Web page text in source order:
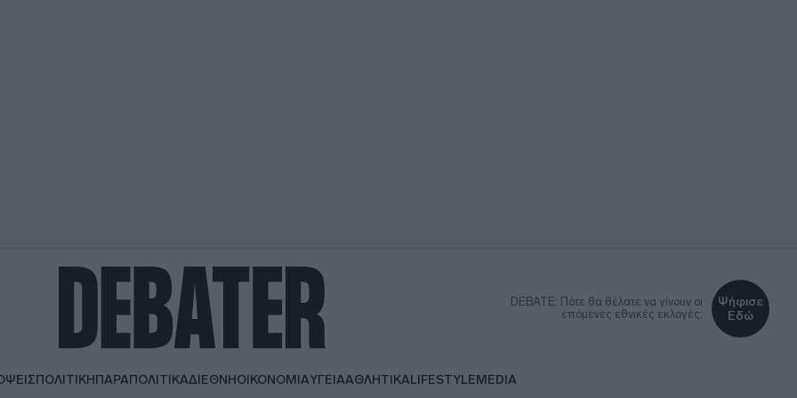
DEBATE: Πότε θα θέλατε να γίνουν οι
επόμενες εθνικές εκλογές;
Ψήφισε
Εδώ
ΠΟΛΙΤΙΚΗΠΑΡΑΠΟΛΙΤΙΚΑΔΙΕΘΝΗΟΙΚΟΝΟΜΙΑΥΓΕΙΑΑΘΛΗΤΙΚΑLIFESTYLEMEDIA